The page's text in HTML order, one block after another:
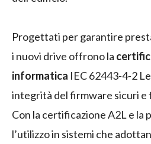
Progettati per garantire
i nuovi drive offrono la
informatica IEC 62443‑4‑2
integrità del firmware sicuri e
Con la certificazione A2L e la
l’utilizzo in sistemi che